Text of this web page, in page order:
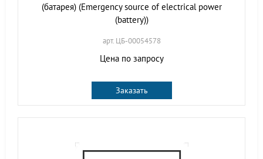
(батарея) (Emergency source of electrical power
(battery))
арт. ЦБ-00054578
Цена по запросу
Заказать